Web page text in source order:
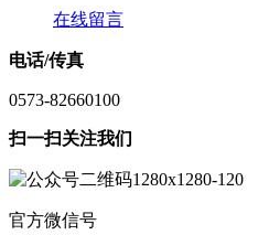
在线留言
电话/传真
0573-82660100
扫一扫关注我们
官方微信号